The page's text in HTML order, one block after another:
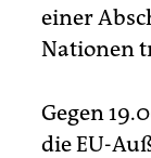
einer
Nationen
Gegen
die EU-